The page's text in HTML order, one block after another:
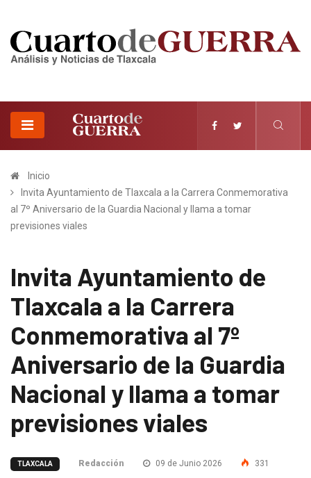
Inicio
Invita Ayuntamiento de Tlaxcala a la Carrera Conmemorativa
al 7º Aniversario de la Guardia Nacional y llama a tomar
previsiones viales
Invita Ayuntamiento de
Tlaxcala a la Carrera
Conmemorativa al 7º
Aniversario de la Guardia
Nacional y llama a tomar
previsiones viales
TLAXCALA Redacción 09 de Junio 2026 331